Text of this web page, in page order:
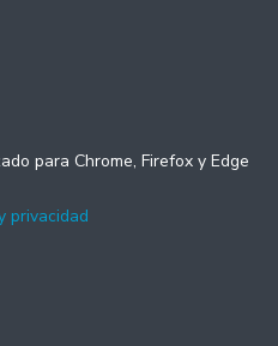
para Chrome, Firefox y Edge
privacidad